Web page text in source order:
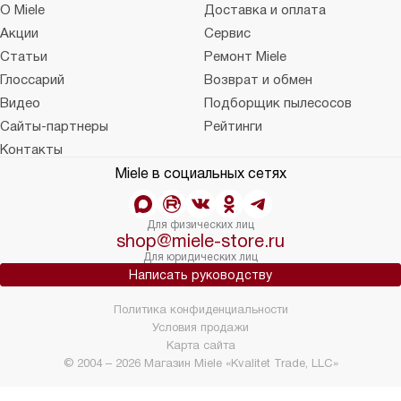
О Miele
Доставка и оплата
Акции
Сервис
Статьи
Ремонт Miele
Глоссарий
Возврат и обмен
Видео
Подборщик пылесосов
Сайты-партнеры
Рейтинги
Контакты
Miele в социальных сетях
Для физических лиц
shop@miele-store.ru
Для юридических лиц
Написать руководству
© 2004 – 2026 Магазин Miele «Kvalitet Trade, LLC»
Политика конфиденциальности
Условия продажи
Карта сайта